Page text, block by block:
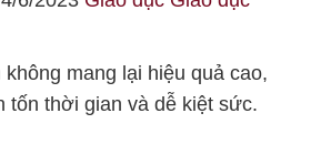
mang lại hiệu quả cao,
tốn thời gian và dễ kiệt sức.